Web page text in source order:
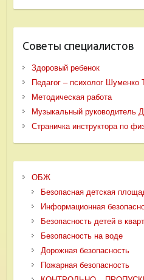
Советы специалистов
Здоровый ребенок
Педагог – психолог Шуменко
Методическая работа
Музыкальный руководитель
Страничка инструктора по
ОБЖ
Безопасная детская
Информационная
Безопасность детей в
Безопасность на воде
Дорожная безопасность
Пожарная безопасность